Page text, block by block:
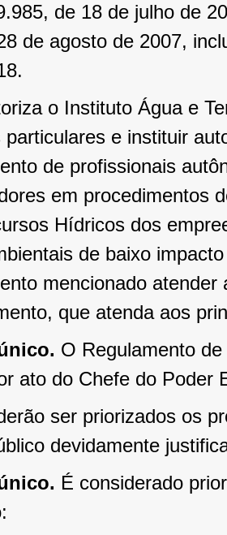
de 18 de julho de
de agosto de 2007,
o Instituto Água e
particulares e instituir
de profissionais
em procedimentos
Hídricos dos
de baixo
mencionado
que atenda aos
O Regulamento
ato do Chefe do Poder
ser priorizados os
devidamente
É considerado